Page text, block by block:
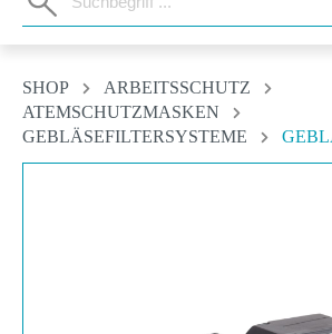
SHOP
ARBEITSSCHUTZ
ATEMSCHUTZMASKEN
GEBLÄSEFILTERSYSTEME